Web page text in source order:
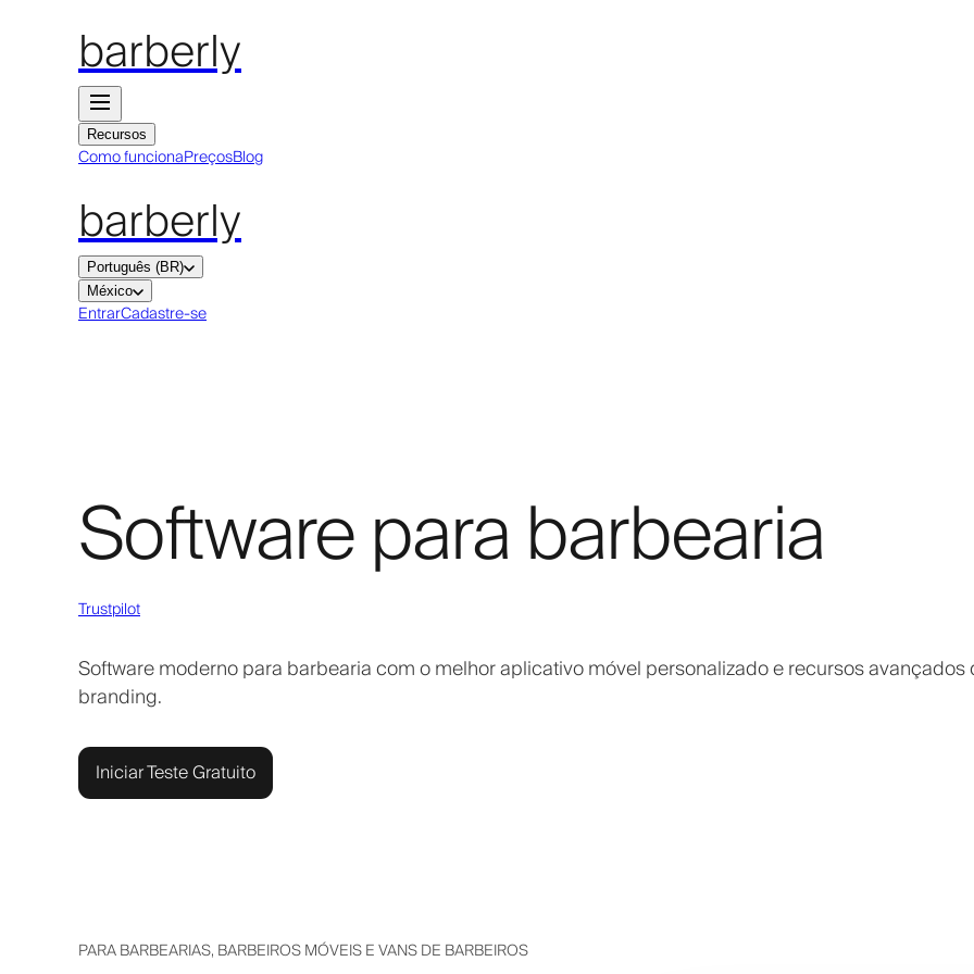
barberly
Recursos
Como funcionaPreçosBlog
barberly
Português (BR)
México
EntrarCadastre-se
Software para barbearia
Trustpilot
Software moderno para barbearia com o melhor aplicativo móvel personalizado e recursos avançados
branding.
Iniciar Teste Gratuito
PARA BARBEARIAS, BARBEIROS MÓVEIS E VANS DE BARBEIROS